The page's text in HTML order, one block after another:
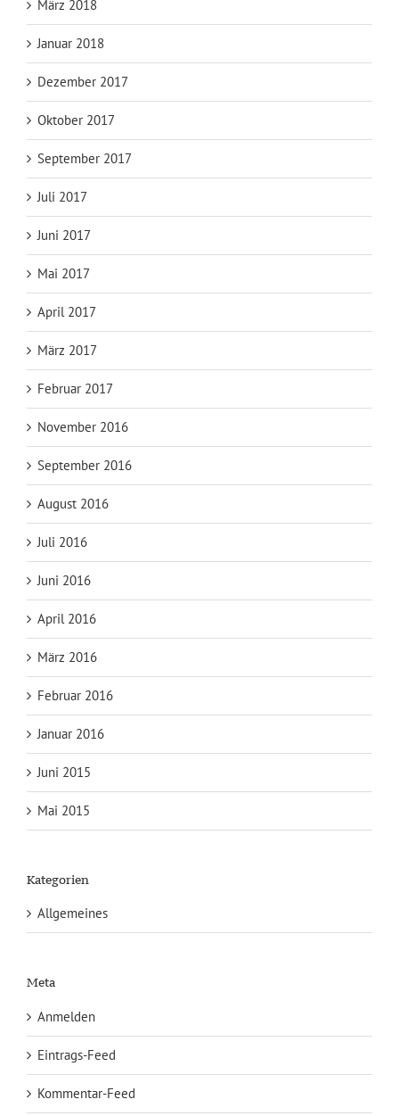
März 2018
Januar 2018
Dezember 2017
Oktober 2017
September 2017
Juli 2017
Juni 2017
Mai 2017
April 2017
März 2017
Februar 2017
November 2016
September 2016
August 2016
Juli 2016
Juni 2016
April 2016
März 2016
Februar 2016
Januar 2016
Juni 2015
Mai 2015
Kategorien
Allgemeines
Meta
Anmelden
Eintrags-Feed
Kommentar-Feed